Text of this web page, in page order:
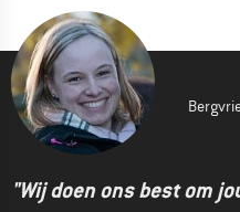
"Wij doen ons best om